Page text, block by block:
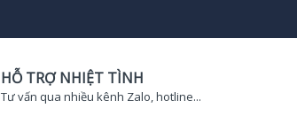
HỖ TRỢ NHIỆT TÌNH
Tư vấn qua nhiều kênh Zalo, hotline...